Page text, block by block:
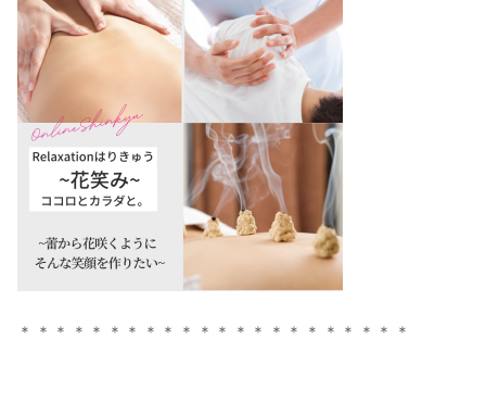
＊＊＊＊＊＊＊＊＊＊＊＊＊＊＊＊＊＊＊＊＊＊